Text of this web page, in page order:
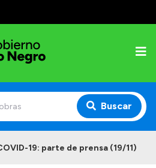
Buscar
19: parte de prensa (19/11)